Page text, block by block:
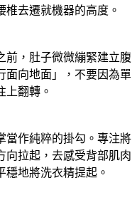
去遷就機器的高度。
前，肚子微微繃緊建立腹
面向地面」，不要因為單
上翻轉。
當作純粹的掛勾。專注將
向拉起，去感受背部肌肉
穩地將洗衣精提起。